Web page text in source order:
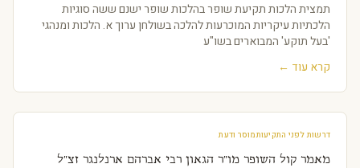
תמצית הלכות תקיעת שופר בהלכות שופר ישנם ששה סוגיות
הלכתיות עיקריות המוכרעות להלכה בשולחן ערוך א. הלכות ומנהגי
'בעל תוקע' המבוארים בשו"ע
קרא עוד ←
דרשות לפני התקיעותמוסר ודעת
מאמר קול השופר מו"ר הגאון רבי אברהם ארנלנגר זצ"ל